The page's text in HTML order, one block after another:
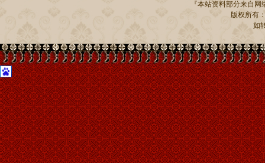
『本站资料部分来自
版权所有
如